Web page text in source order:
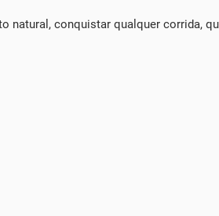
natural, conquistar qualquer corrida,